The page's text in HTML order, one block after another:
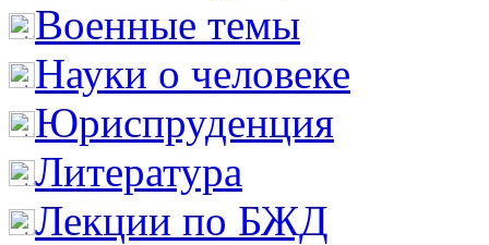
Военные темы
Науки о человеке
Юриспруденция
Литература
Лекции по БЖД